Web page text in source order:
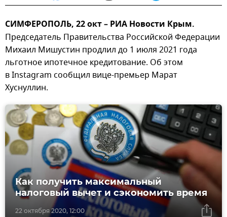
СИМФЕРОПОЛЬ, 22 окт – РИА Новости Крым.
Председатель Правительства Российской Федерации
Михаил Мишустин продлил до 1 июля 2021 года
льготное ипотечное кредитование. Об этом
в Instagram сообщил вице-премьер Марат
Хуснуллин.
22 октября 2020, 12:00
Как получить максимальный
налоговый вычет и сэкономить время